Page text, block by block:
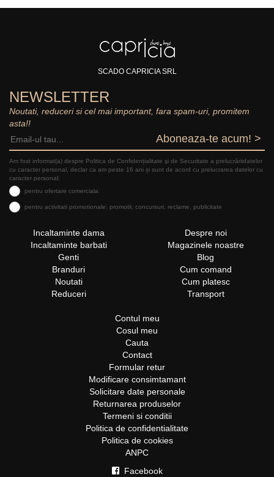
SCADO CAPRICIA SRL
NEWSLETTER
Noutati, reduceri si cel mai important, fara spam-uri, promitem
asta!!
Aboneaza-te acum! >
Am fost informat(a) despre Politica de Confidențialitate şi de Securitate a prelucrăriidatelor
cu caracter personal, declar ca am peste 16 ani și sunt de acord cu prelucrarea datelor cu
caracter personal:
pentru ofertare comerciala
pentru activitati promotionale: promotii, concursuri, reclame, publicitate
Incaltaminte dama
Incaltaminte barbati
Genti
Branduri
Noutati
Reduceri
Despre noi
Magazinele noastre
Blog
Cum comand
Cum platesc
Transport
Contul meu
Cosul meu
Cauta
Contact
Formular retur
Modificare consimtamant
Solicitare date personale
Returnarea produselor
Termeni si conditii
Politica de confidentialitate
Politica de cookies
ANPC
Facebook